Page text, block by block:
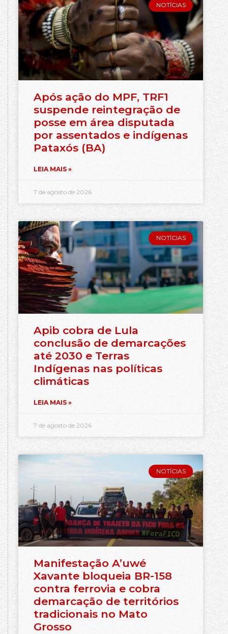
NOTÍCIAS
Após ação do MPF, TRF1
suspende reintegração de
posse em área disputada
por assentados e indígenas
Pataxós (BA)
LEIA MAIS »
7 de agosto de 2026
NOTÍCIAS
Apib cobra de Lula
conclusão de demarcações
até 2030 e Terras
Indígenas nas políticas
climáticas
LEIA MAIS »
7 de agosto de 2026
NOTÍCIAS
Manifestação A’uwé
Xavante bloqueia BR-158
contra ferrovia e cobra
demarcação de territórios
tradicionais no Mato
Grosso